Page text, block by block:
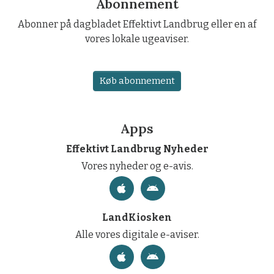
Abonnement
Abonner på dagbladet Effektivt Landbrug eller en af
vores lokale ugeaviser.
Køb abonnement
Apps
Effektivt Landbrug Nyheder
Vores nyheder og e-avis.
LandKiosken
Alle vores digitale e-aviser.